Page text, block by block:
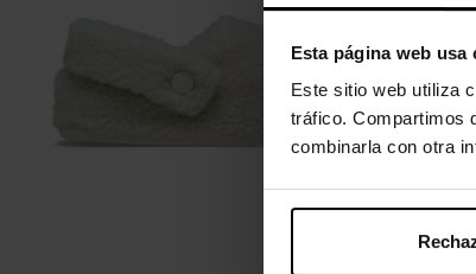
Esta página web usa
Este sitio web utiliza
tráfico. Compartimos
combinarla con otra